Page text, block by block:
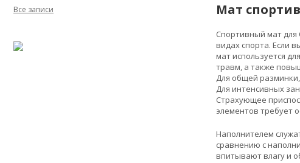
Мат
Спортивный мат для
видах спорта. Если
мат используется
травм, а также
Для общей
Для интенсивных
Страхующее
элементов требует
Наполнителем
сравнению с
впитывают влагу и
Все записи